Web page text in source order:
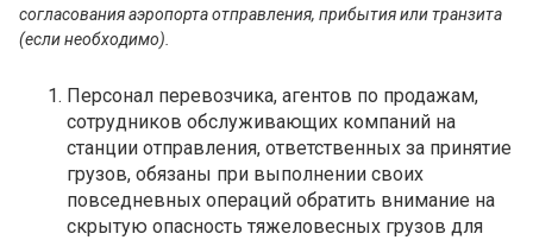
КОНТАКТЫ ГРУЗОВЫХ АГЕНТОВ
СОТРУДНИЧЕСТВО С НАМИ
согласования аэропорта отправления, прибытия или транзита
(если необходимо).
Персонал перевозчика, агентов по продажам,
сотрудников обслуживающих компаний на
станции отправления, ответственных за принятие
грузов, обязаны при выполнении своих
повседневных операций обратить внимание на
скрытую опасность тяжеловесных грузов для